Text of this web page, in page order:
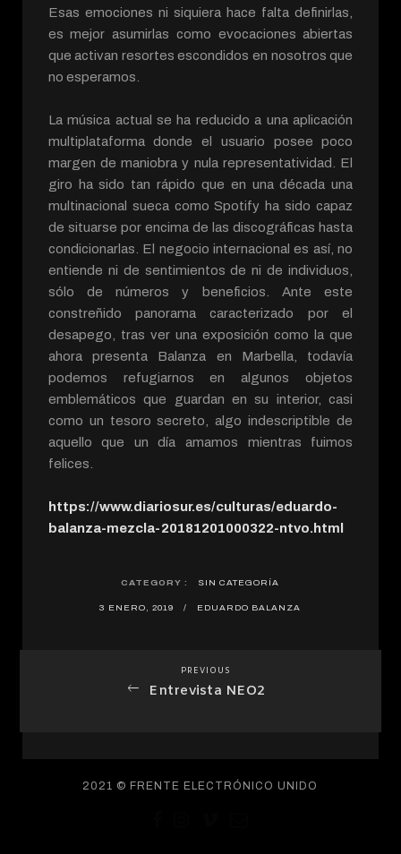
Esas emociones ni siquiera hace falta definirlas,
es mejor asumirlas como evocaciones abiertas
que activan resortes escondidos en nosotros que
no esperamos.
La música actual se ha reducido a una aplicación
multiplataforma donde el usuario posee poco
margen de maniobra y nula representatividad. El
giro ha sido tan rápido que en una década una
multinacional sueca como Spotify ha sido capaz
de situarse por encima de las discográficas hasta
condicionarlas. El negocio internacional es así, no
entiende ni de sentimientos de ni de individuos,
sólo de números y beneficios. Ante este
constreñido panorama caracterizado por el
desapego, tras ver una exposición como la que
ahora presenta Balanza en Marbella, todavía
podemos refugiarnos en algunos objetos
emblemáticos que guardan en su interior, casi
como un tesoro secreto, algo indescriptible de
aquello que un día amamos mientras fuimos
felices.
https://www.diariosur.es/culturas/eduardo-
balanza-mezcla-20181201000322-ntvo.html
CATEGORY SIN CATEGORÍA
3 ENERO, 2019 EDUARDO BALANZA
Navegación
Previous
Post
PREVIOUS
Entrevista NEO2
2021 © FRENTE ELECTRÓNICO UNIDO